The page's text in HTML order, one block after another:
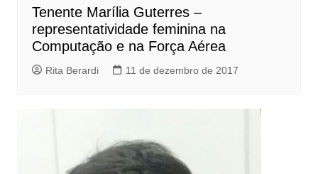
Tenente Marília Guterres –
representatividade feminina na
Computação e na Força Aérea
Rita Berardi 11 de dezembro de 2017